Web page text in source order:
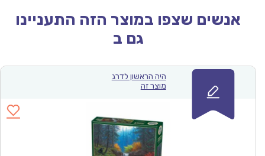
אנשים שצפו במוצר הזה התעניינו
גם ב
היה הראשון לדרג
מוצר זה